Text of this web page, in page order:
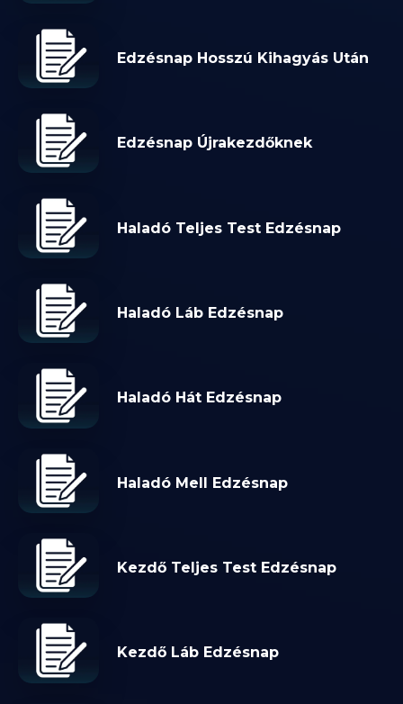
Edzésnap Hosszú Kihagyás Után
Edzésnap Újrakezdőknek
Haladó Teljes Test Edzésnap
Haladó Láb Edzésnap
Haladó Hát Edzésnap
Haladó Mell Edzésnap
Kezdő Teljes Test Edzésnap
Kezdő Láb Edzésnap